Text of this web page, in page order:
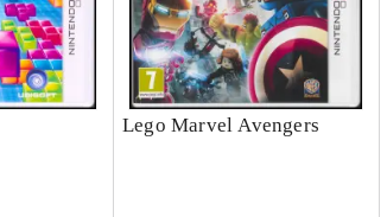
Lego Marvel Avengers